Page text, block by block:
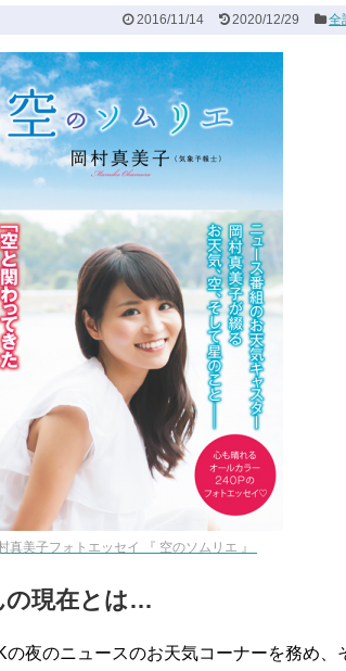
2016/11/14 2020/12/29 全
真美子フォトエッセイ 『 空のソムリエ 』
の現在とは…
の夜のニュースのお天気コーナーを務め、